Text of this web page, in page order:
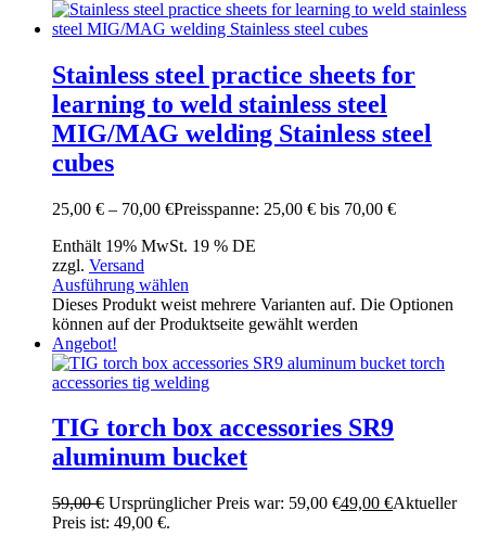
Stainless steel practice sheets for
learning to weld stainless steel
MIG/MAG welding Stainless steel
cubes
25,00 € – 70,00 €Preisspanne: 25,00 € bis 70,00 €
Enthält 19% MwSt. 19 % DE
zzgl. Versand
Ausführung wählen
Dieses Produkt weist mehrere Varianten auf. Die Optionen
können auf der Produktseite gewählt werden
Angebot!
TIG torch box accessories SR9
aluminum bucket
59,00€ Ursprünglicher Preis war: 59,00 €49,00 €Aktueller
Preis ist: 49,00 €.